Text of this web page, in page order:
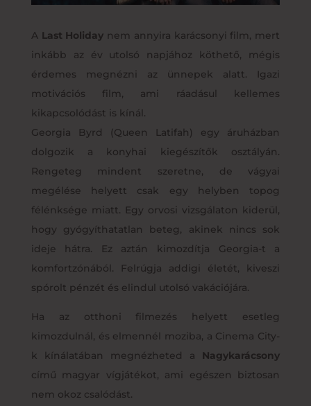
ALast Holiday nem annyira karácsonyi film, mert
inkább az év utolsó napjához köthető, mégis
érdemes megnézni az ünnepek alatt. Igazi
motivációs film, ami ráadásul kellemes
kikapcsolódást is kínál.
Georgia Byrd (Queen Latifah) egy áruházban
dolgozik a konyhai kiegészítők osztályán.
Rengeteg mindent szeretne, de vágyai
megélése helyett csak egy helyben topog
félénksége miatt. Egy orvosi vizsgálaton kiderül,
hogy gyógyíthatatlan beteg, akinek nincs sok
ideje hátra. Ez aztán kimozdítja Georgia-t a
komfortzónából. Felrúgja addigi életét, kiveszi
spórolt pénzét és elindul utolsó vakációjára.
Ha az otthoni filmezés helyett esetleg
kimozdulnál, és elmennél moziba, a Cinema City-
k kínálatában megnézheted a Nagykarácsony
című magyar vígjátékot, ami egészen biztosan
nem okoz csalódást.